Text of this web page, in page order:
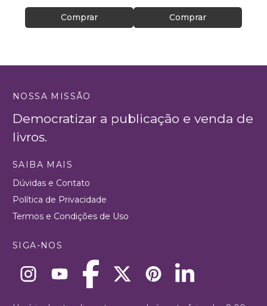
Comprar Comprar
NOSSA MISSÃO
Democratizar a publicação e venda de
livros.
SAIBA MAIS
Dúvidas e Contato
Política de Privacidade
Termos e Condições de Uso
SIGA-NOS